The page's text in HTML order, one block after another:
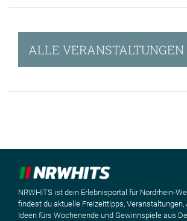
ALLE
NRWHITS ist dein Erlebnisportal für Nordrhein-
findest du aktuelle Freizeittipps, Veranstaltungen,
Ideen fürs Wochenende und Gewinnspiele aus